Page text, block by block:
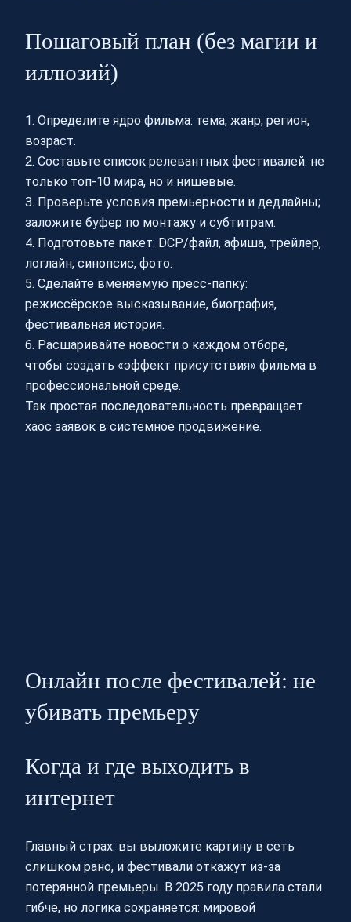
Пошаговый план (без магии и
иллюзий)
1. Определите ядро фильма: тема, жанр, регион,
возраст.
2. Составьте список релевантных фестивалей: не
только топ‑10 мира, но и нишевые.
3. Проверьте условия премьерности и дедлайны;
заложите буфер по монтажу и субтитрам.
4. Подготовьте пакет: DCP/файл, афиша, трейлер,
логлайн, синопсис, фото.
5. Сделайте вменяемую пресс‑папку:
режиссёрское высказывание, биография,
фестивальная история.
6. Расшаривайте новости о каждом отборе,
чтобы создать «эффект присутствия» фильма в
профессиональной среде.
Так простая последовательность превращает
хаос заявок в системное продвижение.
Онлайн после фестивалей: не
убивать премьеру
Когда и где выходить в
интернет
Главный страх: вы выложите картину в сеть
слишком рано, и фестивали откажут из‑за
потерянной премьеры. В 2025 году правила стали
гибче, но логика сохраняется: мировой